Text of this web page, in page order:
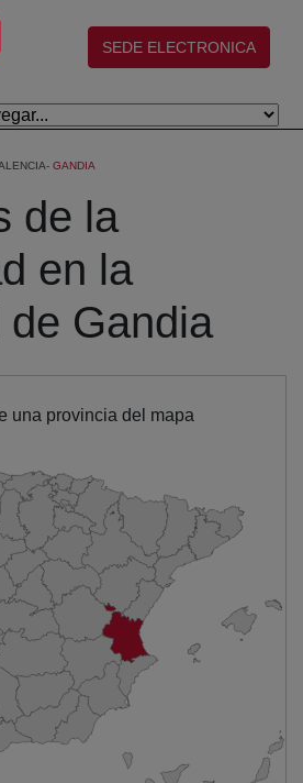
(abre en nueva ventana)
SEDE ELECTRONICA
GANDIA
de la
en la
Gandia
una provincia del mapa